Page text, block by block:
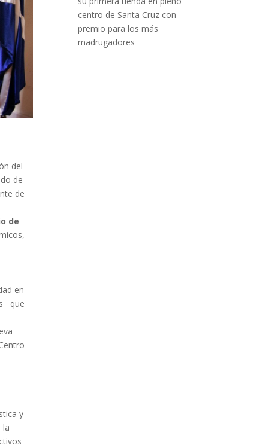
del
de
de
de
en
que
y
la
centro de Santa Cruz con
premio para los más
madrugadores